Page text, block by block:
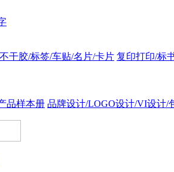
不干胶/标签/车贴/名片/卡片 复印打印/标
品样本册 品牌设计/LOGO设计/VI设计/